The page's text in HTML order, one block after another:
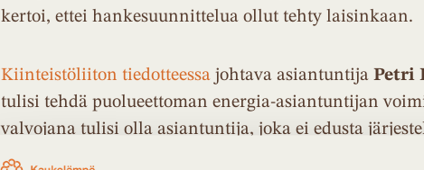
kertoi, ettei hankesuunnittelua ollut tehty laisinkaan.
Kiinteistöliiton tiedotteessa johtava asiantuntija Petri
tulisi tehdä puolueettoman energia-asiantuntijan
valvojana tulisi olla asiantuntija, joka ei edusta